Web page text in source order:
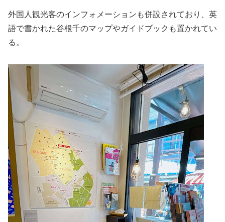
外国人観光客のインフォメーションも併設されており、英
語で書かれた谷根千のマップやガイドブックも置かれてい
る。